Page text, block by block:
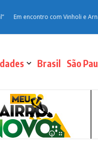
encontro com Vinholi e Arnaldo
Brasil São